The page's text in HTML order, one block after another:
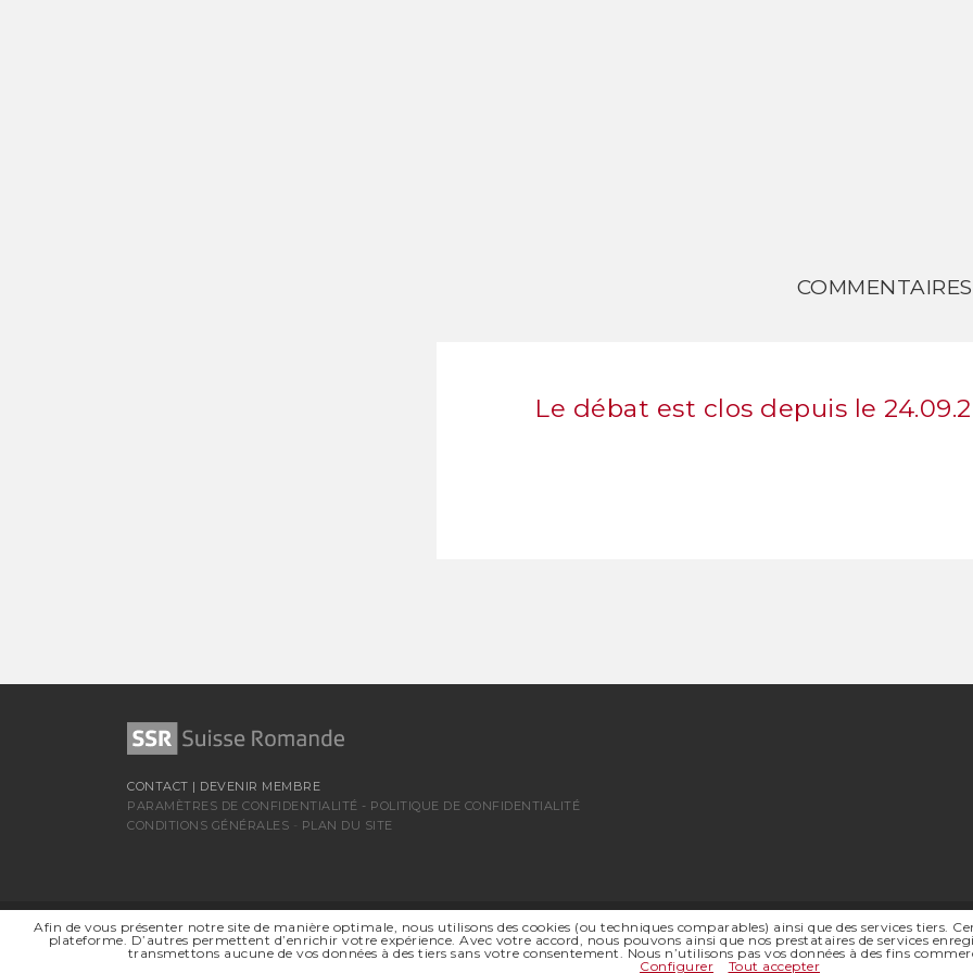
COMMENTAIRES
Le débat est clos depuis le
CONTACT | DEVENIR MEMBRE
PARAMÈTRES DE CONFIDENTIALITÉ - POLITIQUE DE CONFIDENTIALITÉ
CONDITIONS GÉNÉRALES - PLAN DU SITE
SSR SUISSE ROMANDE
SOCIÉTÉ RÉGIONALE DE
© 2026 SSR SUISSE ROMANDE - TOUS DROITS RÉSERVÉS
SITE INTERNET | ABOUT BLANK DESIGN OFFICE
Afin de vous présenter notre site de manière optimale, nous utilisons des cookies (ou techniques comparables) ainsi que des services tiers.
plateforme. D’autres permettent d’enrichir votre expérience. Avec votre accord, nous pouvons ainsi que nos prestataires de services
transmettons aucune de vos données à des tiers sans votre consentement. Nous n’utilisons pas vos données à des fins
Configurer
Tout accepter